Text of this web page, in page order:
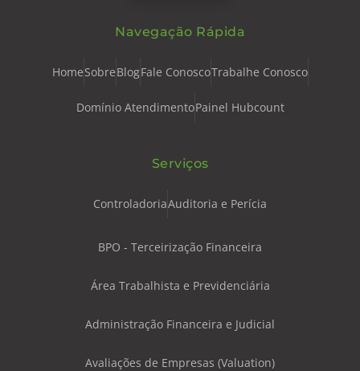
Navegação Rápida
HomeSobreBlogFale ConoscoTrabalhe Conosco
Domínio AtendimentoPainel Hubcount
Serviços
ControladoriaAuditoria e Perícia
BPO - Terceirização Financeira
Área Trabalhista e Previdenciária
Administração Financeira e Judicial
Avaliações de Empresas (Valuation)